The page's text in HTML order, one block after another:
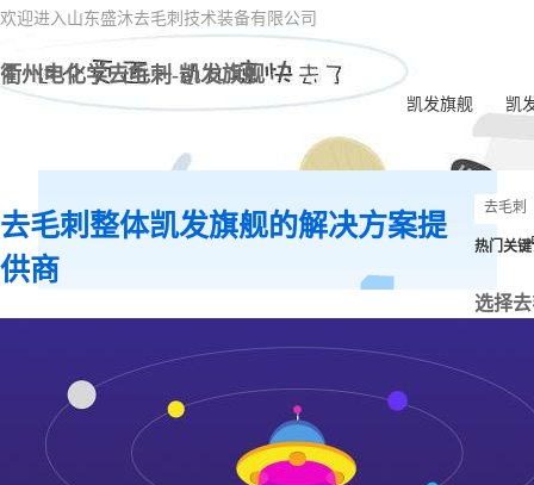
欢迎进入山东盛沐去毛刺技术装备有限公司
衢州电化学去毛刺-凯发旗舰
凯发旗舰 凯
去毛刺整体凯发旗舰的解决方案提
供商
热门关
选择